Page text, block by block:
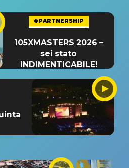
#PARTNERSHIP
105XMASTERS 2026 –
sei stato
INDIMENTICABILE!